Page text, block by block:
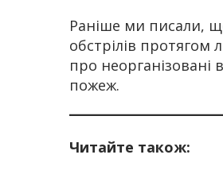
Раніше ми писали,
обстрілів протягом
про
пожеж.
Читайте також: